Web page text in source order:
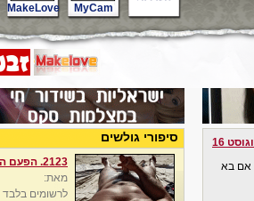
MakeLove MyCam
16
. אם בא
סיפורי גולשים
2123. הפעם הראשונה שירדתי לגבר
מאת:
לרשומים בלבד